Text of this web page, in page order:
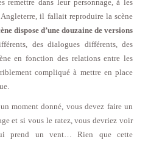
remettre dans leur personnage, à les
il fallait reproduire la scène
dispose d’une douzaine de versions
des dialogues différents, des
en fonction des relations entre les
compliqué à mettre en place
moment donné, vous devez faire un
et si vous le ratez, vous devriez voir
prend un vent… Rien que cette